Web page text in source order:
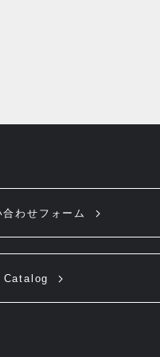
合わせフォーム
Catalog